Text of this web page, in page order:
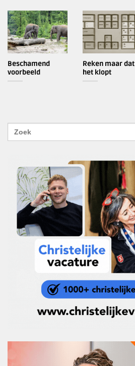
Beschamend
voorbeeld
Reken maar dat
het klopt
Zoek
naar: